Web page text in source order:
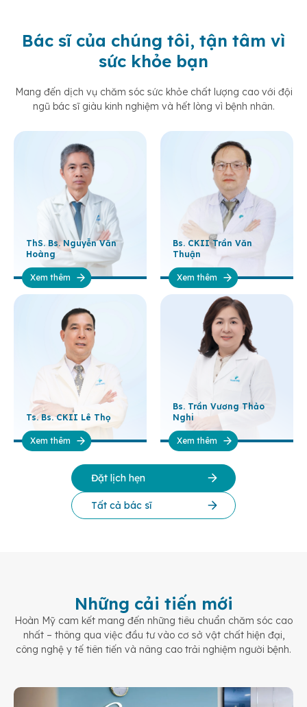
Bác sĩ của chúng tôi, tận tâm vì
sức khỏe bạn
Mang đến dịch vụ chăm sóc sức khỏe chất lượng cao với đội
ngũ bác sĩ giàu kinh nghiệm và hết lòng vì bệnh nhân.
ThS. Bs. Nguyễn Văn
Hoàng
Xem thêm
Ts. Bs. CKII Lê Thọ
Xem thêm
Bs. CKII Trần Văn
Thuận
Xem thêm
Bs. Trần Vương Thảo
Nghi
Xem thêm
Đặt lịch hẹn
Tất cả bác sĩ
Những cải tiến mới
Hoàn Mỹ cam kết mang đến những tiêu chuẩn chăm sóc cao
nhất – thông qua việc đầu tư vào cơ sở vật chất hiện đại,
công nghệ y tế tiên tiến và nâng cao trải nghiệm người bệnh.